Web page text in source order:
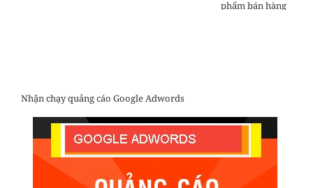
phẩm bán hàng
Nhận chạy quảng cáo Google Adwords